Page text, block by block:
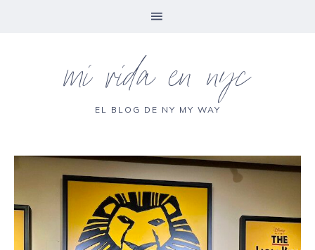
mi vida en nyc
EL BLOG DE NY MY WAY